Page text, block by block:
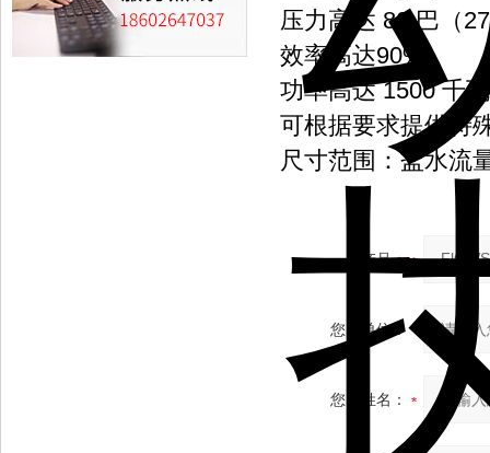
压力高达 80 巴（
效率高达90%
功率高达 1500 千
可根据要求提供特
尺寸范围：盐水流
产品：
您的单位：
您的姓名：